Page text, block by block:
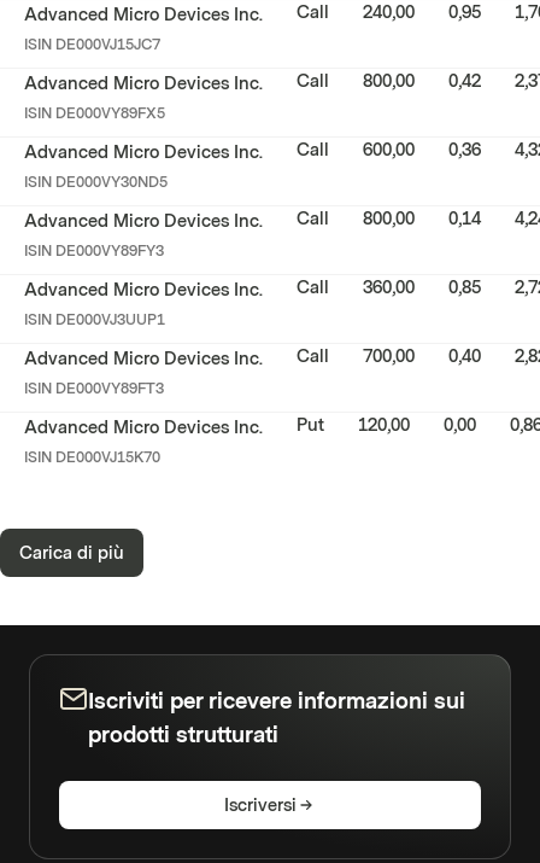
Advanced Micro Devices Inc.
ISIN DE000VJ15JC7
Call 240,00 0,95
Advanced Micro Devices Inc.
ISIN DE000VY89FX5
Call 800,00 0,42
Advanced Micro Devices Inc.
ISIN DE000VY30ND5
Call 600,00 0,36
Advanced Micro Devices Inc.
ISIN DE000VY89FY3
Call 800,00 0,14
Advanced Micro Devices Inc.
ISIN DE000VJ3UUP1
Call 360,00 0,85
Advanced Micro Devices Inc.
ISIN DE000VY89FT3
Call 700,00 0,40
Advanced Micro Devices Inc.
ISIN DE000VJ15K70
Put 120,00 0,00
Carica di più
Iscriviti per ricevere informazioni sui
prodotti strutturati
Iscriversi